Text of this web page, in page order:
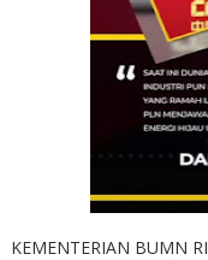
KEMENTERIAN BUMN RI